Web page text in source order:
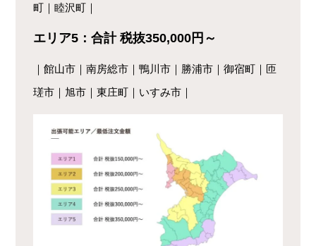
町｜睦沢町｜
エリア5：合計 税抜350,000円～
｜館山市｜南房総市｜鴨川市｜勝浦市｜御宿町｜匝
瑳市｜旭市｜東庄町｜いすみ市｜